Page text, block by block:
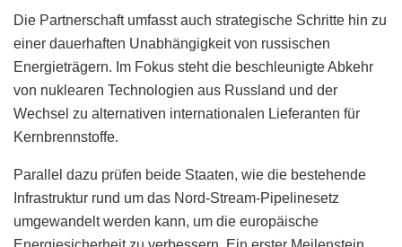
Die Partnerschaft umfasst auch strategische Schritte hin zu
einer dauerhaften Unabhängigkeit von russischen
Energieträgern. Im Fokus steht die beschleunigte Abkehr
von nuklearen Technologien aus Russland und der
Wechsel zu alternativen internationalen Lieferanten für
Kernbrennstoffe.
Parallel dazu prüfen beide Staaten, wie die bestehende
Infrastruktur rund um das Nord-Stream-Pipelinesetz
umgewandelt werden kann, um die europäische